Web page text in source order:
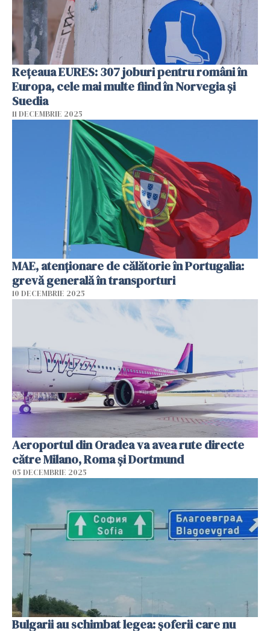
Rețeaua EURES: 307 joburi pentru români în
Europa, cele mai multe fiind în Norvegia și
Suedia
11 DECEMBRIE 2025
MAE, atenţionare de călătorie în Portugalia:
grevă generală în transporturi
10 DECEMBRIE 2025
Aeroportul din Oradea va avea rute directe
către Milano, Roma şi Dortmund
05 DECEMBRIE 2025
Bulgarii au schimbat legea: șoferii care nu